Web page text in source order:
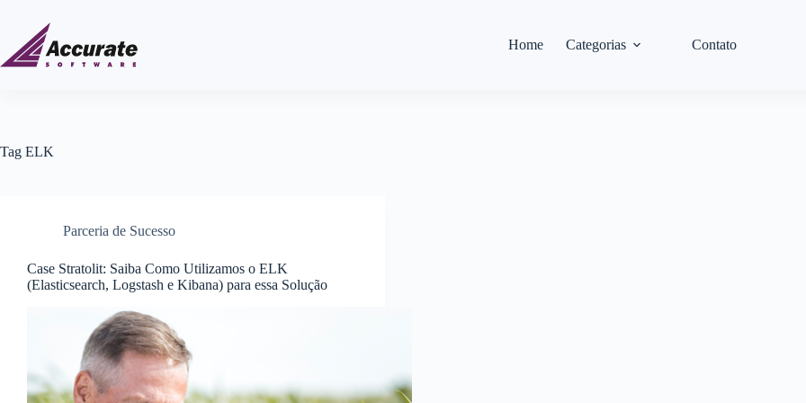
Home Categorias Contato
Tag ELK
Parceria de Sucesso
Case Stratolit: Saiba Como Utilizamos o ELK
(Elasticsearch, Logstash e Kibana) para essa Solução